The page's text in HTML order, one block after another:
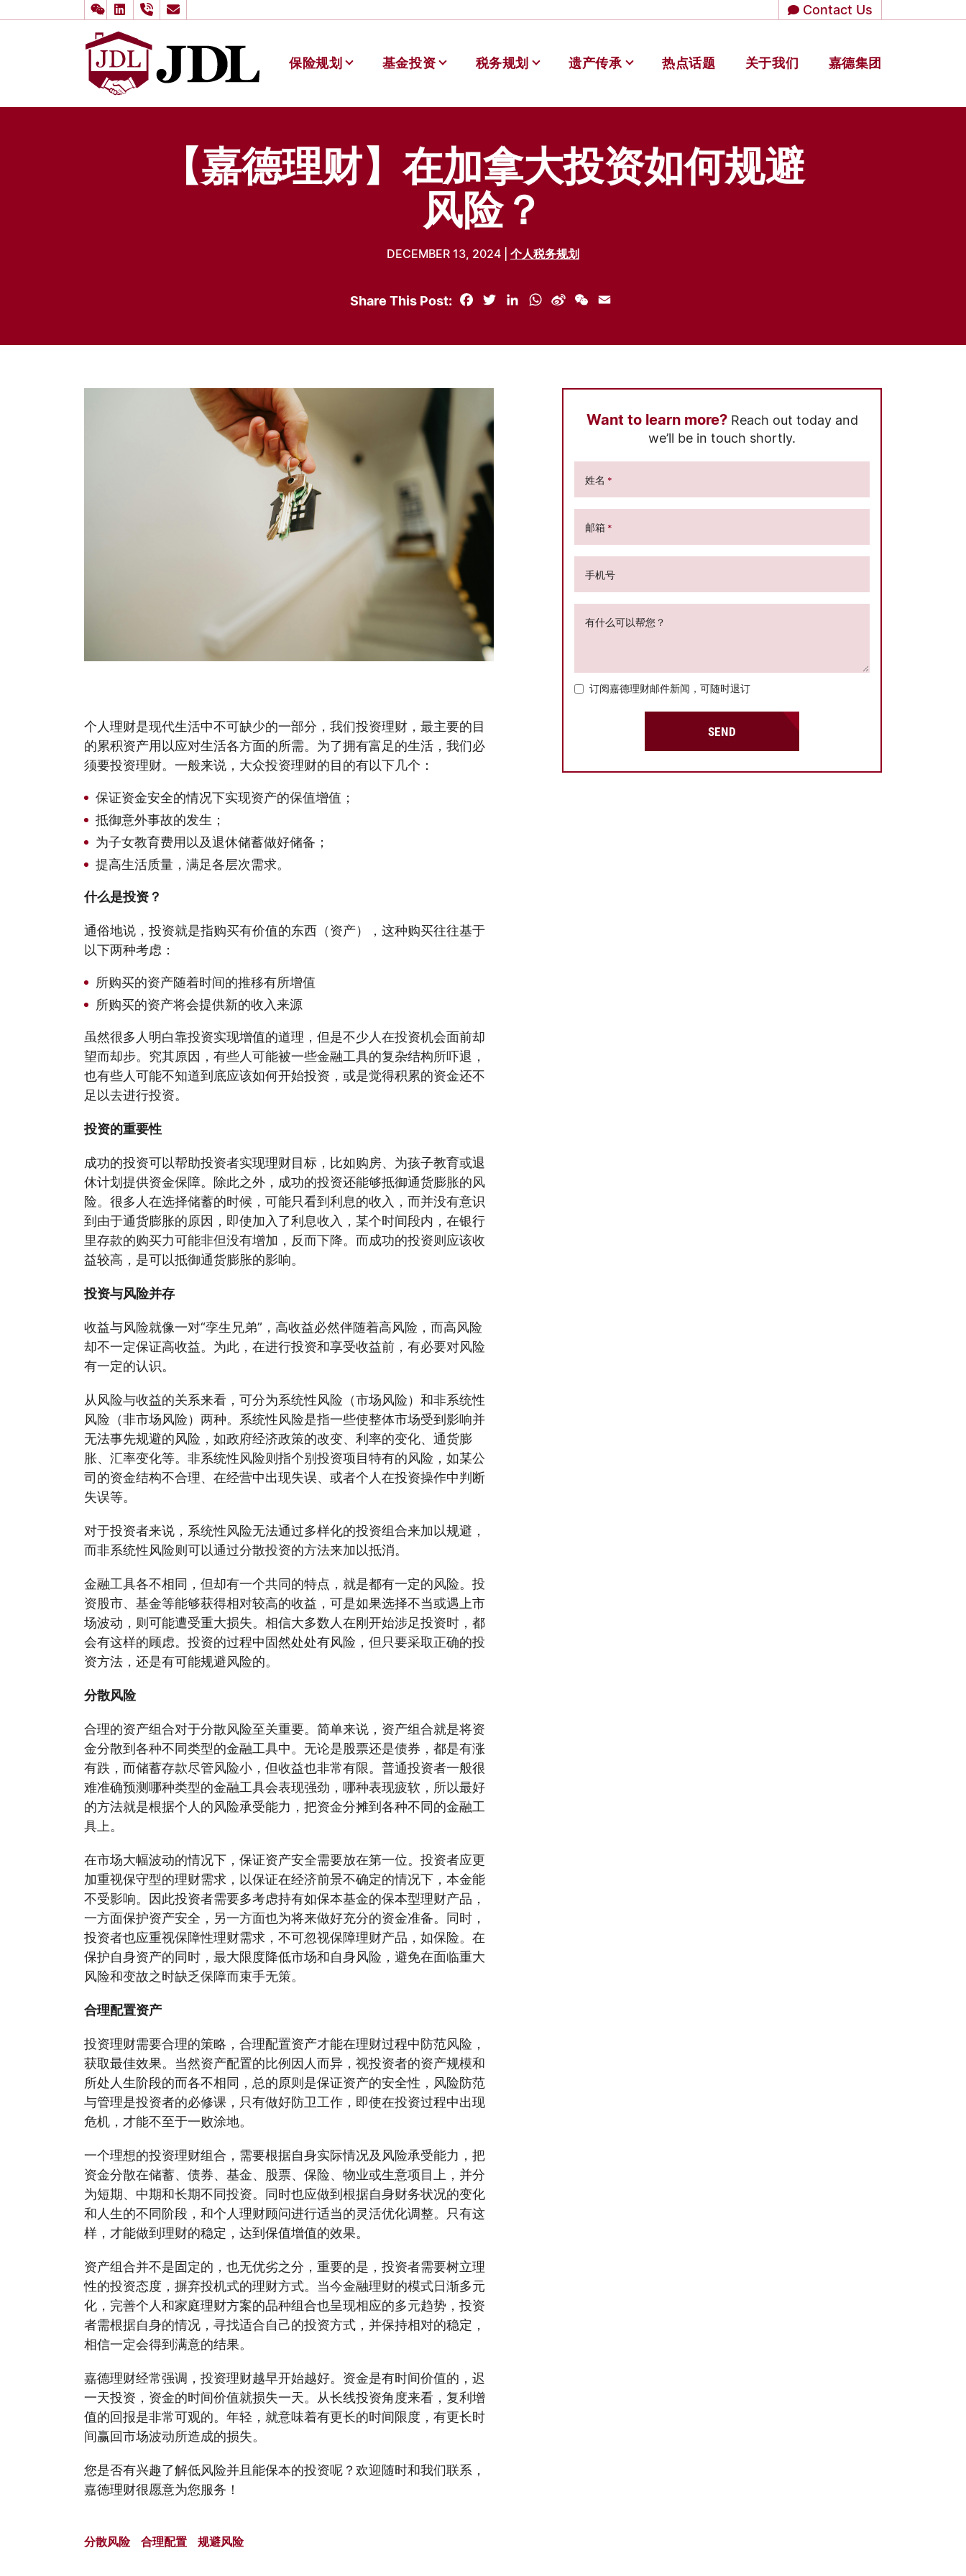
Contact Us
多伦多嘉德理财
保险规划 基金投资 税务规划 遗产传承 热点话题 关于我们 嘉德集团
【嘉德理财】在加拿大投资如何规避
风险？
DECEMBER 13, 2024 | 个人税务规划
Share This Post: Facebook
TwitterLinkedInWhatsApp
Sina
WeChat
个人理财是现代生活中不可缺少的一部分，我们投资理财，最主要的目
的累积资产用以应对生活各方面的所需。为了拥有富足的生活，我们必
须要投资理财。一般来说，大众投资理财的目的有以下几个：
保证资金安全的情况下实现资产的保值增值；
抵御意外事故的发生；
为子女教育费用以及退休储蓄做好储备；
提高生活质量，满足各层次需求。
什么是投资？
通俗地说，投资就是指购买有价值的东西（资产），这种购买往往基于
以下两种考虑：
所购买的资产随着时间的推移有所增值
所购买的资产将会提供新的收入来源
虽然很多人明白靠投资实现增值的道理，但是不少人在投资机会面前却
望而却步。究其原因，有些人可能被一些金融工具的复杂结构所吓退，
也有些人可能不知道到底应该如何开始投资，或是觉得积累的资金还不
足以去进行投资。
投资的重要性
成功的投资可以帮助投资者实现理财目标，比如购房、为孩子教育或退
休计划提供资金保障。除此之外，成功的投资还能够抵御通货膨胀的风
险。很多人在选择储蓄的时候，可能只看到利息的收入，而并没有意识
到由于通货膨胀的原因，即使加入了利息收入，某个时间段内，在银行
里存款的购买力可能非但没有增加，反而下降。而成功的投资则应该收
益较高，是可以抵御通货膨胀的影响。
投资与风险并存
收益与风险就像一对“孪生兄弟”，高收益必然伴随着高风险，而高风险
却不一定保证高收益。为此，在进行投资和享受收益前，有必要对风险
有一定的认识。
从风险与收益的关系来看，可分为系统性风险（市场风险）和非系统性
风险（非市场风险）两种。系统性风险是指一些使整体市场受到影响并
无法事先规避的风险，如政府经济政策的改变、利率的变化、通货膨
胀、汇率变化等。非系统性风险则指个别投资项目特有的风险，如某公
司的资金结构不合理、在经营中出现失误、或者个人在投资操作中判断
失误等。
对于投资者来说，系统性风险无法通过多样化的投资组合来加以规避，
而非系统性风险则可以通过分散投资的方法来加以抵消。
金融工具各不相同，但却有一个共同的特点，就是都有一定的风险。投
资股市、基金等能够获得相对较高的收益，可是如果选择不当或遇上市
场波动，则可能遭受重大损失。相信大多数人在刚开始涉足投资时，都
会有这样的顾虑。投资的过程中固然处处有风险，但只要采取正确的投
资方法，还是有可能规避风险的。
分散风险
合理的资产组合对于分散风险至关重要。简单来说，资产组合就是将资
金分散到各种不同类型的金融工具中。无论是股票还是债券，都是有涨
有跌，而储蓄存款尽管风险小，但收益也非常有限。普通投资者一般很
难准确预测哪种类型的金融工具会表现强劲，哪种表现疲软，所以最好
的方法就是根据个人的风险承受能力，把资金分摊到各种不同的金融工
具上。
在市场大幅波动的情况下，保证资产安全需要放在第一位。投资者应更
加重视保守型的理财需求，以保证在经济前景不确定的情况下，本金能
不受影响。因此投资者需要多考虑持有如保本基金的保本型理财产品，
一方面保护资产安全，另一方面也为将来做好充分的资金准备。同时，
投资者也应重视保障性理财需求，不可忽视保障理财产品，如保险。在
保护自身资产的同时，最大限度降低市场和自身风险，避免在面临重大
风险和变故之时缺乏保障而束手无策。
合理配置资产
投资理财需要合理的策略，合理配置资产才能在理财过程中防范风险，
获取最佳效果。当然资产配置的比例因人而异，视投资者的资产规模和
所处人生阶段的而各不相同，总的原则是保证资产的安全性，风险防范
与管理是投资者的必修课，只有做好防卫工作，即使在投资过程中出现
危机，才能不至于一败涂地。
一个理想的投资理财组合，需要根据自身实际情况及风险承受能力，把
资金分散在储蓄、债券、基金、股票、保险、物业或生意项目上，并分
为短期、中期和长期不同投资。同时也应做到根据自身财务状况的变化
和人生的不同阶段，和个人理财顾问进行适当的灵活优化调整。只有这
样，才能做到理财的稳定，达到保值增值的效果。
资产组合并不是固定的，也无优劣之分，重要的是，投资者需要树立理
性的投资态度，摒弃投机式的理财方式。当今金融理财的模式日渐多元
化，完善个人和家庭理财方案的品种组合也呈现相应的多元趋势，投资
者需根据自身的情况，寻找适合自己的投资方式，并保持相对的稳定，
相信一定会得到满意的结果。
嘉德理财经常强调，投资理财越早开始越好。资金是有时间价值的，迟
一天投资，资金的时间价值就损失一天。从长线投资角度来看，复利增
值的回报是非常可观的。年轻，就意味着有更长的时间限度，有更长时
间赢回市场波动所造成的损失。
您是否有兴趣了解低风险并且能保本的投资呢？欢迎随时和我们联系，
嘉德理财很愿意为您服务！
分散风险 合理配置 规避风险
Want to learn more? Reach out today and
we’ll be in touch shortly.
姓名 *
邮箱 *
手机号
有什么可以帮您？
订阅嘉德理财邮件新闻，可随时退订
SEND